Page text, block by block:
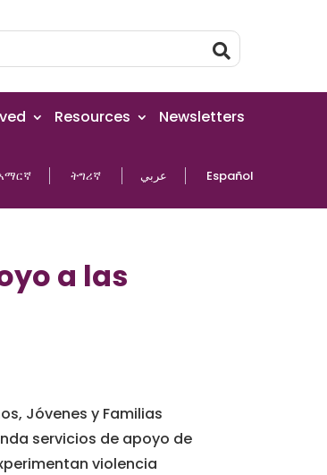
Resources Newsletters
ትግሪኛ عربي Español
a las
Jóvenes y Familias
servicios de apoyo de
violencia